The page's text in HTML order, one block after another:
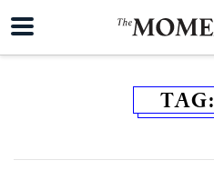
TAG: